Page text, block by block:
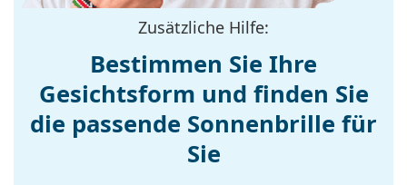
Ja
Reinigungstuch: Ja
Weiteres
Herren
Zusätzliche Hilfe:
Bestimmen Sie Ihre
Gesichtsform und finden Sie
die passende Sonnenbrille für
Sie